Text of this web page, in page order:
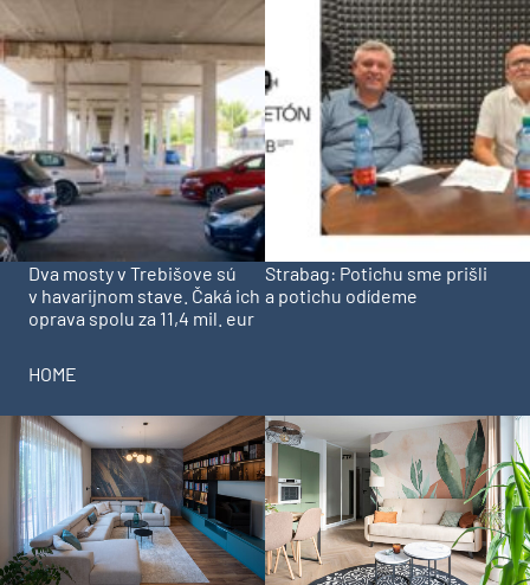
Dva mosty v Trebišove sú
v havarijnom stave. Čaká ich
oprava spolu za 11,4 mil. eur
Strabag: Potichu sme prišli
a potichu odídeme
HOME